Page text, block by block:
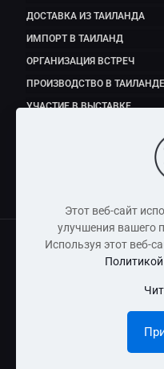
ДОСТАВКА ИЗ ТАИЛАНДА
ИМПОРТ В ТАИЛАНД
ОРГАНИЗАЦИЯ ВСТРЕЧ
ПРОИЗВОДСТВО В ТАИЛАНДЕ
УЧАСТИЕ В ВЫСТАВКЕ
Copyright © 2011 - 2026
Этот веб-сайт
улучшения вашего
Используя этот веб-